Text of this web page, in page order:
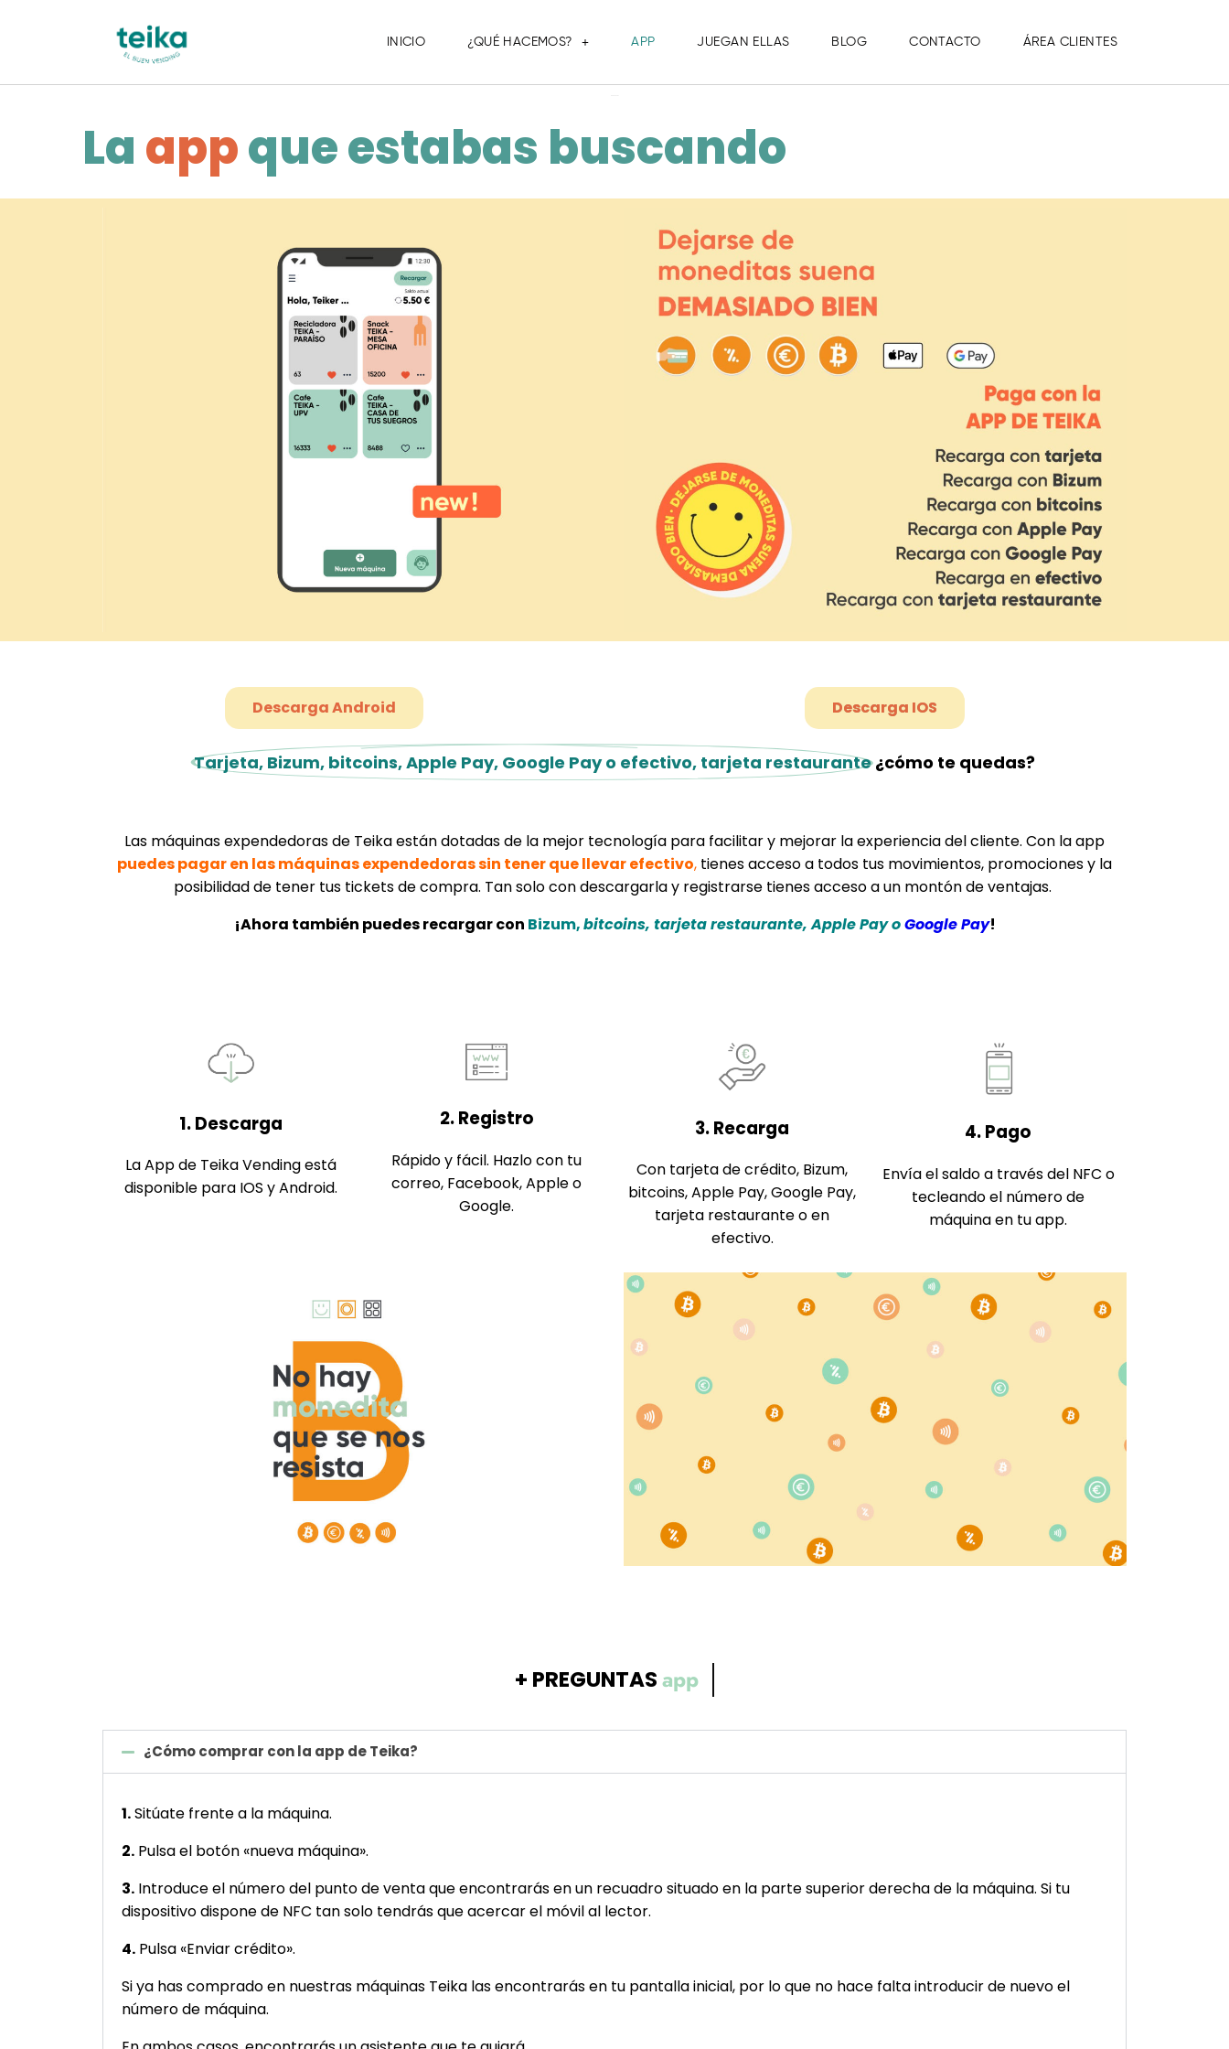
INICIO ¿QUÉ HACEMOS? APP JUEGAN ELLAS BLOG CONTACTO ÁREA CLIENTES
La appque estabas buscando
Descarga Android Descarga IOS
Tarjeta, Bizum, bitcoins, Apple Pay, Google Pay o efectivo, tarjeta restaurante ¿cómo te quedas?
Las máquinas expendedoras de Teika están dotadas de la mejor tecnología para facilitar y mejorar la experiencia del cliente. Con la app
puedes pagar en las máquinas expendedoras sin tener que llevar efectivo, tienes acceso a todos tus movimientos, promociones y la
posibilidad de tener tus tickets de compra. Tan solo con descargarla y registrarse tienes acceso a un montón de ventajas.
¡Ahora también puedes recargar con Bizum,bitcoins, tarjeta restaurante, Apple Pay oGoogle Pay!
1. Descarga
La App de Teika Vending está
disponible para IOS y Android.
2. Registro
Rápido y fácil. Hazlo con tu
correo, Facebook, Apple o
Google.
3. Recarga
Con tarjeta de crédito, Bizum,
bitcoins, Apple Pay, Google Pay,
tarjeta restaurante o en
efectivo.
4. Pago
Envía el saldo a través del NFC o
tecleando el número de
máquina en tu app.
+ PREGUNTAScompra
¿Cómo comprar con la app de Teika?
1.Sitúate frente a la máquina.
2. Pulsa el botón «nueva máquina».
3. Introduce el número del punto de venta que encontrarás en un recuadro situado en la parte superior derecha de la máquina. Si tu
dispositivo dispone de NFC tan solo tendrás que acercar el móvil al lector.
4. Pulsa «Enviar crédito».
Si ya has comprado en nuestras máquinas Teika las encontrarás en tu pantalla inicial, por lo que no hace falta introducir de nuevo el
número de máquina.